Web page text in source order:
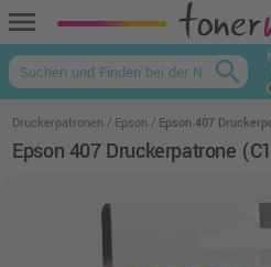
menu
keyboard_arrow_up
search
Druckerpatronen Epson Epson 407
Epson 407 Druckerpatrone